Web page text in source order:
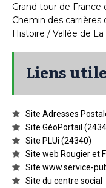
Grand tour de France
Chemin des carrières
Histoire / Vallée de
Liens
Site Adresses
Site GéoPortail
Site PLUi (24340)
Site web Rougier et
Site www.service-
Site du centre social